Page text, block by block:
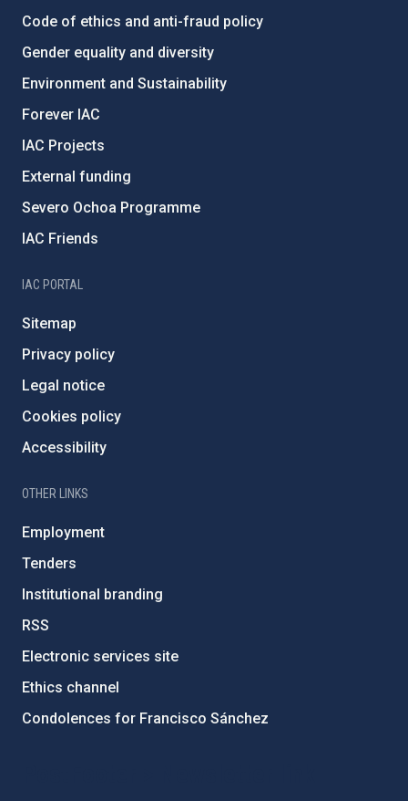
Code of ethics and anti-fraud policy
Gender equality and diversity
Environment and Sustainability
Forever IAC
IAC Projects
External funding
Severo Ochoa Programme
IAC Friends
IAC PORTAL
Sitemap
Privacy policy
Legal notice
Cookies policy
Accessibility
OTHER LINKS
Employment
Tenders
Institutional branding
RSS
Electronic services site
Ethics channel
Condolences for Francisco Sánchez